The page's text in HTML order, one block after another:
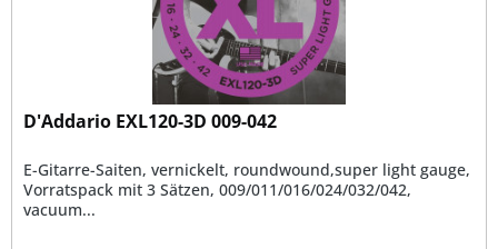
D'Addario EXL120-3D 009-042
E-Gitarre-Saiten, vernickelt, roundwound,super light gauge,
Vorratspack mit 3 Sätzen, 009/011/016/024/032/042,
vacuum...